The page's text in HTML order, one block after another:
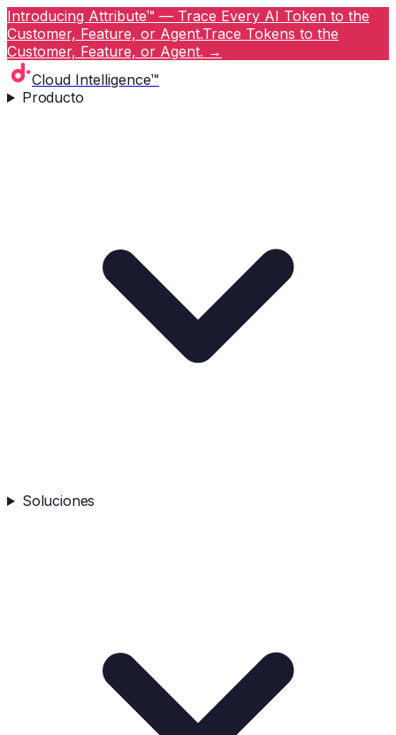
Introducing Attribute™ — Trace Every AI Token to the
Customer, Feature, or Agent.Trace Tokens to the
Customer, Feature, or Agent. →
Cloud Intelligence™
Producto
Soluciones